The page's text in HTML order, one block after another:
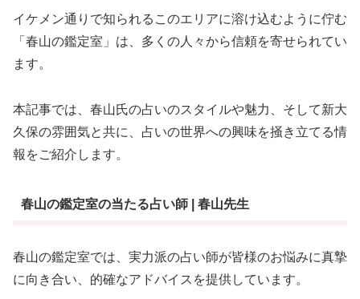
イケメン通りで知られるこのエリアに溶け込むように佇む
「春山の鑑定室」は、多くの人々から信頼を寄せられてい
ます。
本記事では、春山氏の占いのスタイルや魅力、そして新大
久保の雰囲気と共に、占いの世界への興味を掻き立てる情
報をご紹介します。
春山の鑑定室の当たる占い師 | 春山先生
春山の鑑定室では、実力派の占い師が皆様のお悩みに真摯
に向き合い、的確なアドバイスを提供しています。